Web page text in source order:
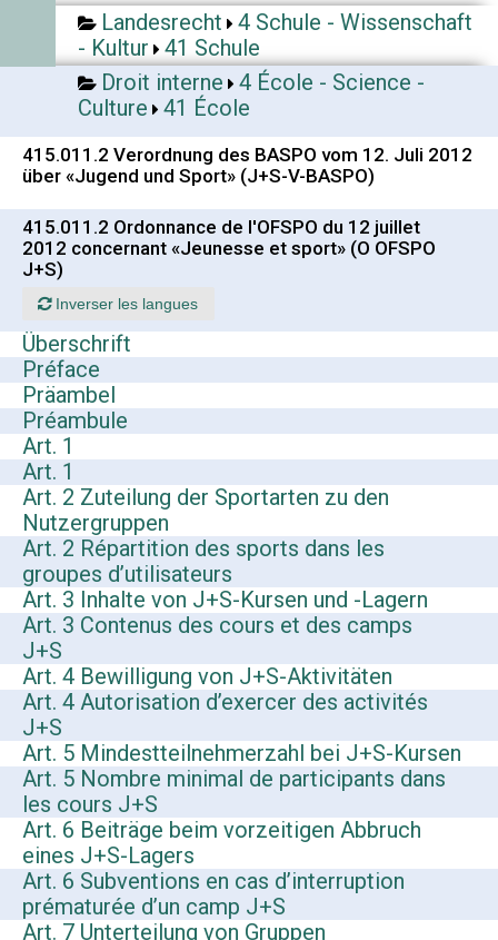
Landesrecht
4 Schule - Wissenschaft
- Kultur
41 Schule
Droit interne
4 École - Science -
Culture
41 École
415.011.2 Verordnung des BASPO vom 12. Juli 2012
über «Jugend und Sport» (J+S-V-BASPO)
415.011.2 Ordonnance de l'OFSPO du 12 juillet
2012 concernant «Jeunesse et sport» (O OFSPO
J+S)
Inverser les langues
Überschrift
Préface
Präambel
Préambule
Art. 1
Art. 1
Art. 2 Zuteilung der Sportarten zu den
Nutzergruppen
Art. 2 Répartition des sports dans les
groupes d’utilisateurs
Art. 3 Inhalte von J+S-Kursen und -Lagern
Art. 3 Contenus des cours et des camps
J+S
Art. 4 Bewilligung von J+S-Aktivitäten
Art. 4 Autorisation d’exercer des activités
J+S
Art. 5 Mindestteilnehmerzahl bei J+S-Kursen
Art. 5 Nombre minimal de participants dans
les cours J+S
Art. 6 Beiträge beim vorzeitigen Abbruch
eines J+S-Lagers
Art. 6 Subventions en cas d’interruption
prématurée d’un camp J+S
Art. 7 Unterteilung von Gruppen